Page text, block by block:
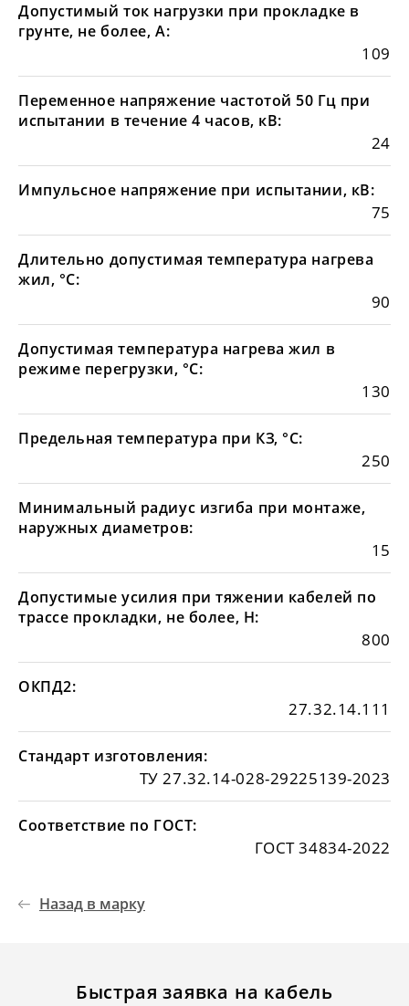
Допустимый ток нагрузки при прокладке в
грунте, не более, А:
109
Переменное напряжение частотой 50 Гц при
испытании в течение 4 часов, кВ:
24
Импульсное напряжение при испытании, кВ:
75
Длительно допустимая температура нагрева
жил, °С:
90
Допустимая температура нагрева жил в
режиме перегрузки, °С:
130
Предельная температура при КЗ, °С:
250
Минимальный радиус изгиба при монтаже,
наружных диаметров:
15
Допустимые усилия при тяжении кабелей по
трассе прокладки, не более, Н:
800
ОКПД2:
27.32.14.111
Стандарт изготовления:
ТУ 27.32.14-028-29225139-2023
Соответствие по ГОСТ:
ГОСТ 34834-2022
Назад в марку
Быстрая заявка на кабель